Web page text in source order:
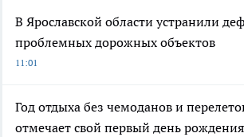
В Ярославской области устранили
проблемных дорожных объектов
11:01
Год отдыха без чемоданов и
отмечает свой первый день рождения